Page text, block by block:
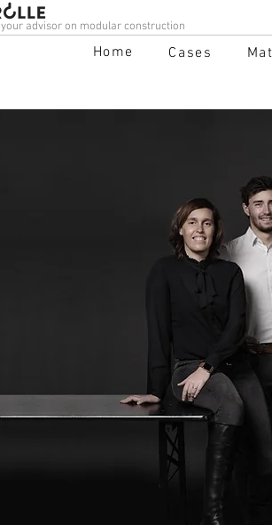
your advisor on modular construction
Home Cases